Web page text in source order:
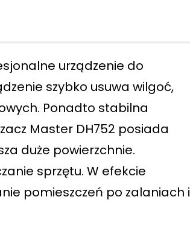
urządzenie do
szybko usuwa wilgoć,
Ponadto stabilna
Master DH752 posiada
duże powierzchnie.
sprzętu. W efekcie
pomieszczeń po zalaniach i